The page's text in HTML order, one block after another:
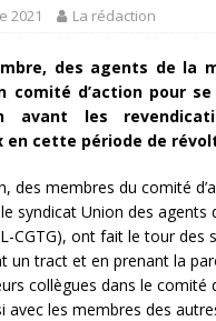
2021 La rédaction
des agents de la
comité d’action pour
avant les
cette période de
des membres du comité
syndicat Union des agents
CGTG), ont fait le tour des
un tract et en prenant la
collègues dans le comité
avec les membres des